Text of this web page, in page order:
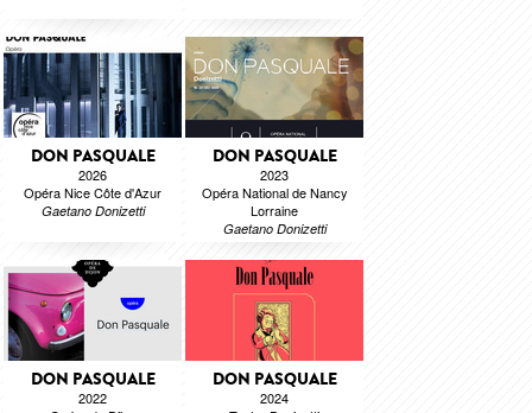
DON PASQUALE
2026
Opéra Nice Côte d'Azur
Gaetano Donizetti
DON PASQUALE
2023
Opéra National de Nancy
Lorraine
Gaetano Donizetti
DON PASQUALE
2022
DON PASQUALE
2024